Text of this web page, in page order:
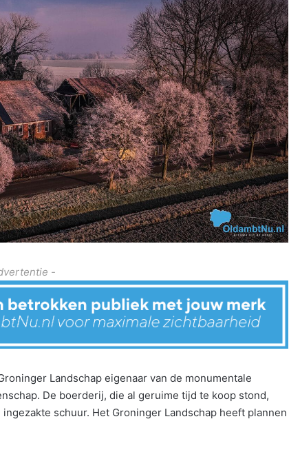
-
Landschap eigenaar van de monumentale
De boerderij, die al geruime tijd te koop stond,
schuur. Het Groninger Landschap heeft plannen